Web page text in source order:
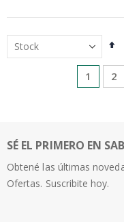
Página
Estás
1 2
SÉ EL PRIMERO EN
Obtené las últimas
Ofertas. Suscribite hoy.